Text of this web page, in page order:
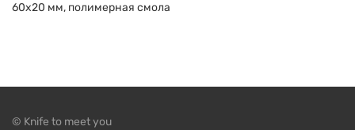
60х20 мм, полимерная смола
© Knife to meet you